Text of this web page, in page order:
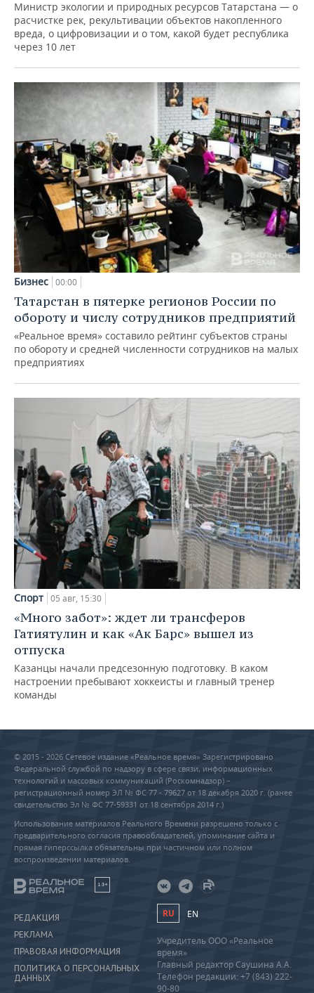
Министр экологии и природных ресурсов Татарстана — о
расчистке рек, рекультивации объектов накопленного
вреда, о цифровизации и о том, какой будет республика
через 10 лет
Бизнес 00:00
Татарстан в пятерке регионов России по
обороту и числу сотрудников предприятий
«Реальное время» составило рейтинг субъектов страны
по обороту и средней численности сотрудников на малых
предприятиях
Спорт 05 авг, 15:30
«Много забот»: ждет ли трансферов
Гатиятулин и как «Ак Барс» вышел из
отпуска
Казанцы начали предсезонную подготовку. В каком
настроении пребывают хоккеисты и главный тренер
команды
© 2015 - 2026 Сетевое издание «Реальное время» Зарегистрировано
Федеральной службой по надзору в сфере связи, информационных
технологий и массовых коммуникаций (Роскомнадзор) –
регистрационный номер ЭЛ № ФС 77 - 79627 от 18 декабря 2020 г. (ранее
свидетельство Эл № ФС 77-59331 от 18 сентября 2014 г.)
Использование материалов Реального Времени разрешено только с
предварительного согласия правообладателей, упоминание сайта и
прямая гиперссылка обязательны при частичном или полном
воспроизведении материалов.
18+
РЕДАКЦИЯ
РЕКЛАМА
ПРАВОВАЯ ИНФОРМАЦИЯ
ПОЛИТИКА О ПЕРСОНАЛЬНЫХ
ДАННЫХ
RU EN
Учредитель ООО «Реальное
время»
Главный редактор Саушина А.А.
Телефон редакции: +7 (843) 222-
90-80